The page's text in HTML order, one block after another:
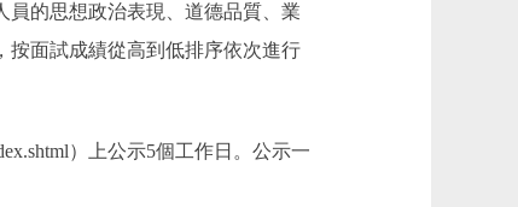
的思想政治表現、道德品質、業
按面試成績從高到低排序依次進行
）上公示5個工作日。公示一